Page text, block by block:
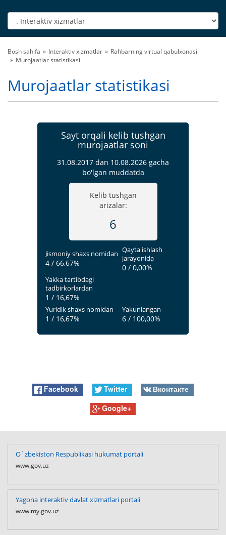
Bosh sahifa Interaktiv xizmatlar
Rahbarning virtual qabulxonasi
Murojaatlar statistikasi
Murojaatlar statistikasi
Sayt orqali kelib tushgan
murojaatlar soni
31.08.2017 dan 10.08.2026 gacha
bo'lgan muddatda
Kelib tushgan
arizalar:
6
Jismoniy shaxs nomidan
4 / 66,67%
Qayta ishlash
jarayonida
0 / 0,00%
Yakka tartibdagi
tadbirkorlardan
1 / 16,67%
Yuridik shaxs nomidan
1 / 16,67%
Yakunlangan
6 / 100,00%
Facebook Twitter
Вконтакте
Google+
O`zbekiston Respublikasi hukumat portali
www.gov.uz
Yagona interaktiv davlat xizmatlari portali
www.my.gov.uz